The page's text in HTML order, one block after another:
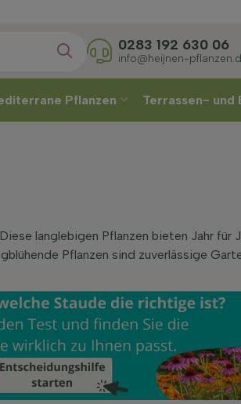
0283 192 630 06
info@heijnen-
Pflanzen Terrassen- und
langlebigen Pflanzen bieten Jahr
Pflanzen sind zuverlässige